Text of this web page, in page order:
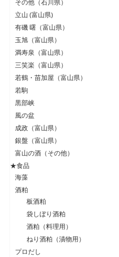
その他（石川県）
立山 (富山県)
有磯 曙（富山県）
玉旭（富山県）
満寿泉（富山県）
三笑楽（富山県）
若鶴・苗加屋（富山県）
若駒
黒部峡
風の盆
成政（富山県）
銀盤（富山県）
富山の酒（その他）
★食品
海藻
酒粕
板酒粕
袋しぼり酒粕
酒粕（料理用）
ねり酒粕（漬物用）
プロだし